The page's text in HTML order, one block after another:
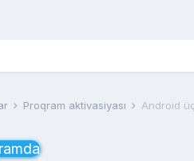
Proqram aktivasiyası Android